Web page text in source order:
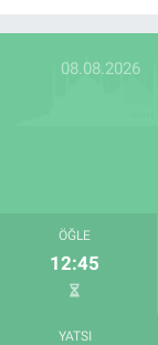
08.08.2026
ÖĞLE
12:45
YATSI